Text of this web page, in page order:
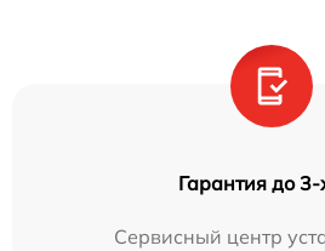
Гарантия до 3-
Сервисный центр